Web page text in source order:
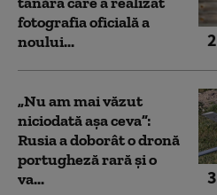
2
fotografia oficială a
noului...
3
„Nu am mai văzut
niciodată așa ceva”:
Rusia a doborât o dronă
portugheză rară și o
va...